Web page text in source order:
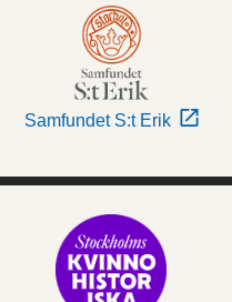
Samfundet S:t Erik